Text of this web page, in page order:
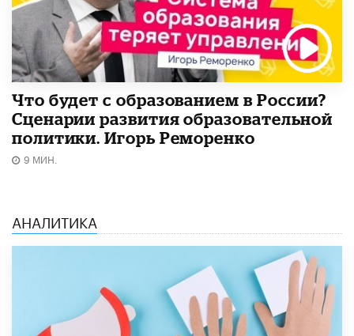
Что будет с образованием в России?
Сценарии развития образовательной
политики. Игорь Реморенко
9 МИН.
АНАЛИТИКА